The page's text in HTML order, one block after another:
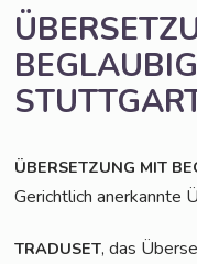
ÜBERSETZUNG MIT
Gericht­lich aner­kann­te
TRADUSET, das